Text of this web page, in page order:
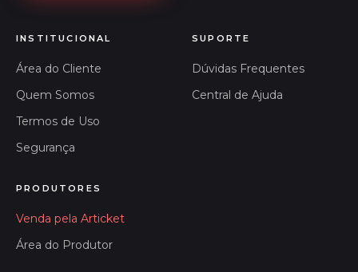
INSTITUCIONAL
Área do Cliente
Quem Somos
Termos de Uso
Segurança
SUPORTE
Dúvidas Frequentes
Central de Ajuda
PRODUTORES
Venda pela Articket
Área do Produtor